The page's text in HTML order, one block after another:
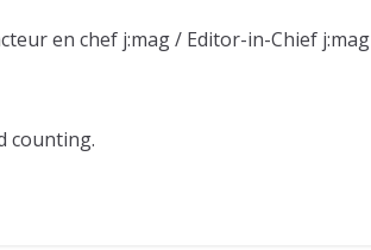
en chef j:mag / Editor-in-Chief j:mag
counting.